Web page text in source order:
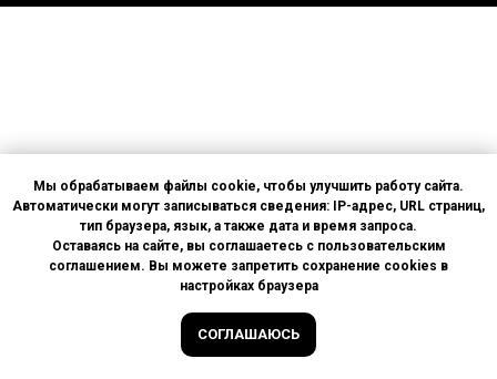
Мы обрабатываем файлы cookie, чтобы улучшить работу сайта.
Автоматически могут записываться сведения: IP-адрес, URL страниц,
тип браузера, язык, а также дата и время запроса.
Оставаясь на сайте, вы соглашаетесь с пользовательским
соглашением. Вы можете запретить сохранение cookies в
настройках браузера
СОГЛАШАЮСЬ